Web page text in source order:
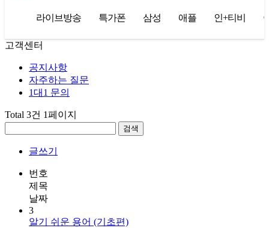
라이브방송 특가폰 삼성 애플 인+티비
고객센터
공지사항
자주하는 질문
1대1 문의
Total 3건 1페이지
검색
글쓰기
번호
제목
날짜
3
알기 쉬운 용어 (기초편)